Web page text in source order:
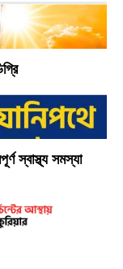
স্বাস্থ্য সমস্যা